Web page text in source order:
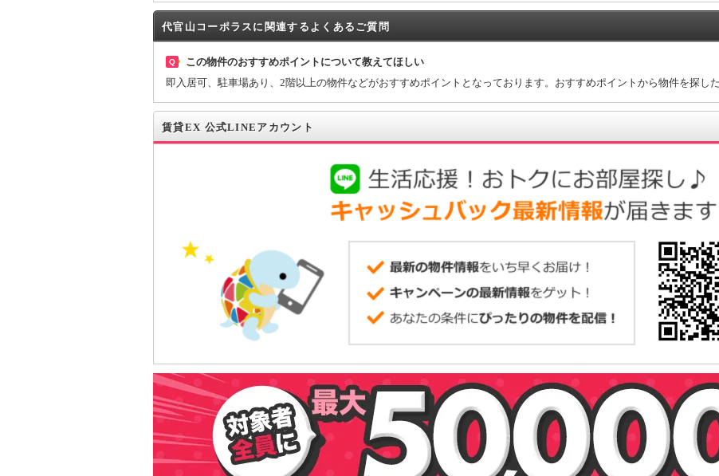
代官山コーポラスに関連するよくあるご質問
Q
この物件のおすすめポイントについて教えてほしい
即入居可、駐車場あり、2階以上の物件などがおすすめポイントとなっております。おすすめポイントから物件を探し
賃貸EX 公式LINEアカウント